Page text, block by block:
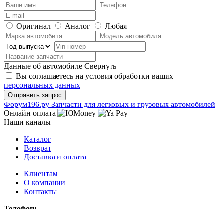
Оригинал Аналог Любая
Данные об автомобиле Свернуть
Вы соглашаетесь на условия обработки ваших
персональных данных
Фoрум196.ру Запчасти для легковых и грузовых автомобилей
Онлайн оплата
Наши каналы
Каталог
Возврат
Доставка и оплата
Клиентам
О компании
Контакты